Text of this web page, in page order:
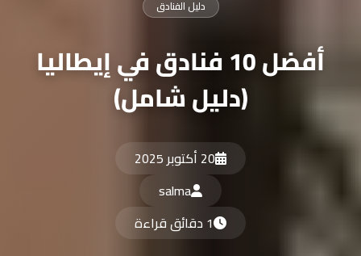
دليل الفنادق
أفضل 10 فنادق في إيطاليا
(دليل شامل)
20 أكتوبر 2025
salma
1 دقائق قراءة